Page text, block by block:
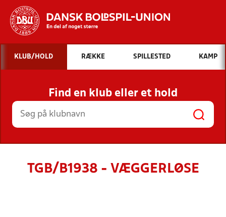
Hvad vil du søge efter?
INDHOLD OG NYHEDER
STILLINGER, RESULTATER, KLUBBER OG
HOLD
KLUB/HOLD RÆKKE SPILLESTED KAMP
Find en klub eller et hold
TGB/B1938 - VÆGGERLØSE